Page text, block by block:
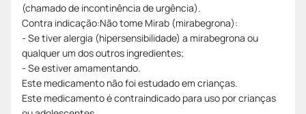
(chamado de incontinência de urgência).
Contra indicação:Não tome Mirab (mirabegrona):
- Se tiver alergia (hipersensibilidade) a mirabegrona ou
qualquer um dos outros ingredientes;
- Se estiver amamentando.
Este medicamento não foi estudado em crianças.
Este medicamento é contraindicado para uso por crianças